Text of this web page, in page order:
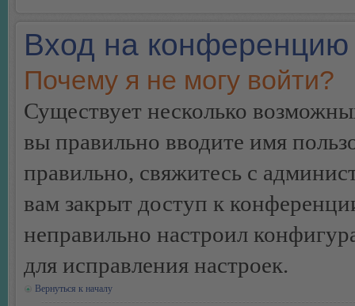
Вход на конференцию
Почему я не могу войти?
Существует несколько
вы правильно вводите имя
правильно, свяжитесь с
вам закрыт доступ к
неправильно настроил
для исправления настроек.
Вернуться к началу